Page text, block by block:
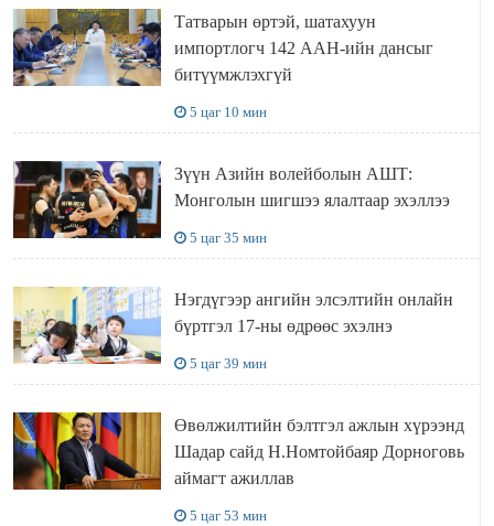
Татварын өртэй, шатахуун
импортлогч 142 ААН-ийн дансыг
битүүмжлэхгүй
5 цаг 10 мин
Зүүн Азийн волейболын АШТ:
Монголын шигшээ ялалтаар эхэллээ
5 цаг 35 мин
Нэгдүгээр ангийн элсэлтийн онлайн
бүртгэл 17-ны өдрөөс эхэлнэ
5 цаг 39 мин
Өвөлжилтийн бэлтгэл ажлын хүрээнд
Шадар сайд Н.Номтойбаяр Дорноговь
аймагт ажиллав
5 цаг 53 мин